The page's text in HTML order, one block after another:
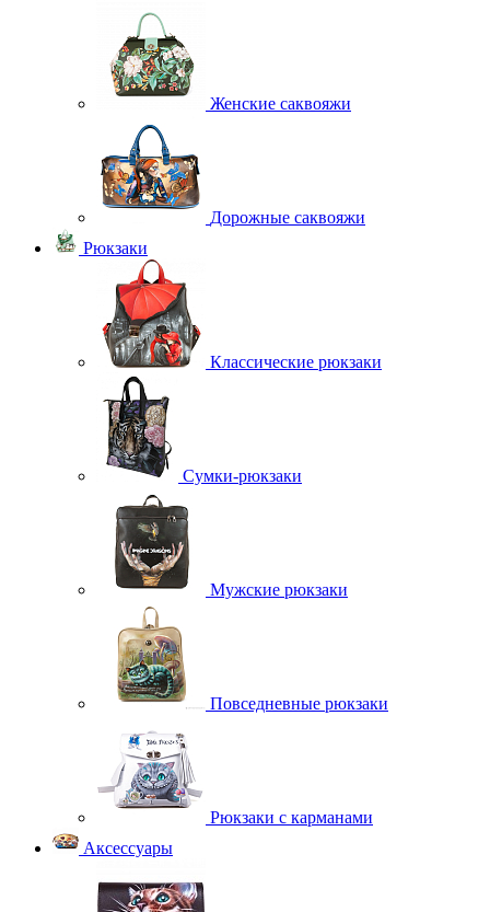
Женские саквояжи
Дорожные саквояжи
Рюкзаки
Классические рюкзаки
Сумки-рюкзаки
Мужские рюкзаки
Повседневные рюкзаки
Рюкзаки с карманами
Аксессуары